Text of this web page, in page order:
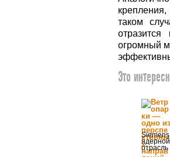
таком
огромный
Это
ядерной
отрасль